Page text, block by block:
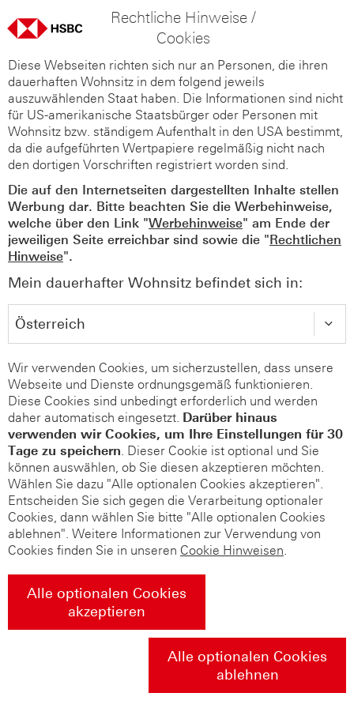
Rechtliche Hinweise /
Cookies
Diese Webseiten richten sich nur an Personen, die ihren
dauerhaften Wohnsitz in dem folgend jeweils
auszuwählenden Staat haben. Die Informationen sind nicht
für US-amerikanische Staatsbürger oder Personen mit
Wohnsitz bzw. ständigem Aufenthalt in den USA bestimmt,
da die aufgeführten Wertpapiere regelmäßig nicht nach
den dortigen Vorschriften registriert worden sind.
Die auf den Internetseiten dargestellten Inhalte stellen
Werbung dar. Bitte beachten Sie die Werbehinweise,
welche über den Link "Werbehinweise" am Ende der
jeweiligen Seite erreichbar sind sowie die "Rechtlichen
Hinweise".
Mein dauerhafter Wohnsitz befindet sich in:
Wir verwenden Cookies, um sicherzustellen, dass unsere
Webseite und Dienste ordnungsgemäß funktionieren.
Diese Cookies sind unbedingt erforderlich und werden
daher automatisch eingesetzt. Darüber hinaus
verwenden wir Cookies, um Ihre Einstellungen für 30
Tage zu speichern. Dieser Cookie ist optional und Sie
können auswählen, ob Sie diesen akzeptieren möchten.
Wählen Sie dazu "Alle optionalen Cookies akzeptieren".
Entscheiden Sie sich gegen die Verarbeitung optionaler
Cookies, dann wählen Sie bitte "Alle optionalen Cookies
ablehnen". Weitere Informationen zur Verwendung von
Cookies finden Sie in unseren Cookie Hinweisen.
Alle optionalen Cookies
akzeptieren
Alle optionalen Cookies
ablehnen